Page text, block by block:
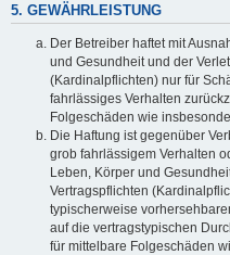
5. GEWÄHRLEISTUNG
Der Betreiber haftet mit
und Gesundheit und der
(Kardinalpflichten) nur für
fahrlässiges Verhalten
Folgeschäden wie
Die Haftung ist gegenüber
grob fahrlässigem Verhalten
Leben, Körper und
Vertragspflichten
typischerweise
auf die vertragstypischen
für mittelbare Folgeschäden